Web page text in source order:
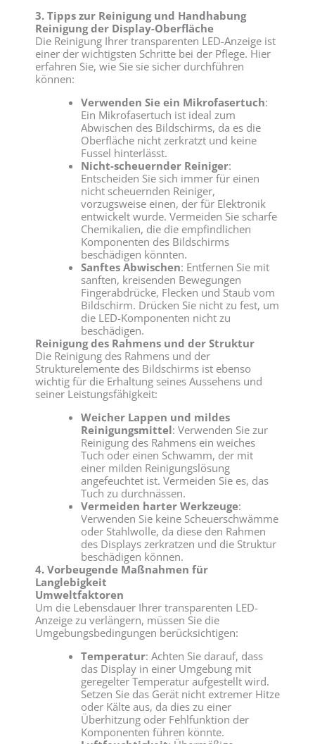
3. Tipps zur Reinigung und Handhabung
Reinigung der Display-Oberfläche
Die Reinigung Ihrer transparenten LED-Anzeige ist
einer der wichtigsten Schritte bei der Pflege. Hier
erfahren Sie, wie Sie sie sicher durchführen
können:
Verwenden Sie ein Mikrofasertuch:
Ein Mikrofasertuch ist ideal zum
Abwischen des Bildschirms, da es die
Oberfläche nicht zerkratzt und keine
Fussel hinterlässt.
Nicht-scheuernder Reiniger:
Entscheiden Sie sich immer für einen
nicht scheuernden Reiniger,
vorzugsweise einen, der für Elektronik
entwickelt wurde. Vermeiden Sie scharfe
Chemikalien, die die empfindlichen
Komponenten des Bildschirms
beschädigen könnten.
Sanftes Abwischen: Entfernen Sie mit
sanften, kreisenden Bewegungen
Fingerabdrücke, Flecken und Staub vom
Bildschirm. Drücken Sie nicht zu fest, um
die LED-Komponenten nicht zu
beschädigen.
Reinigung des Rahmens und der Struktur
Die Reinigung des Rahmens und der
Strukturelemente des Bildschirms ist ebenso
wichtig für die Erhaltung seines Aussehens und
seiner Leistungsfähigkeit:
Weicher Lappen und mildes
Reinigungsmittel: Verwenden Sie zur
Reinigung des Rahmens ein weiches
Tuch oder einen Schwamm, der mit
einer milden Reinigungslösung
angefeuchtet ist. Vermeiden Sie es, das
Tuch zu durchnässen.
Vermeiden harter Werkzeuge:
Verwenden Sie keine Scheuerschwämme
oder Stahlwolle, da diese den Rahmen
des Displays zerkratzen und die Struktur
beschädigen können.
4. Vorbeugende Maßnahmen für
Langlebigkeit
Umweltfaktoren
Um die Lebensdauer Ihrer transparenten LED-
Anzeige zu verlängern, müssen Sie die
Umgebungsbedingungen berücksichtigen:
Temperatur: Achten Sie darauf, dass
das Display in einer Umgebung mit
geregelter Temperatur aufgestellt wird.
Setzen Sie das Gerät nicht extremer Hitze
oder Kälte aus, da dies zu einer
Überhitzung oder Fehlfunktion der
Komponenten führen könnte.